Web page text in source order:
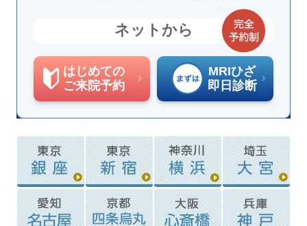
ネットから
はじめての
ご来院予約
MRIひざ
即日診断